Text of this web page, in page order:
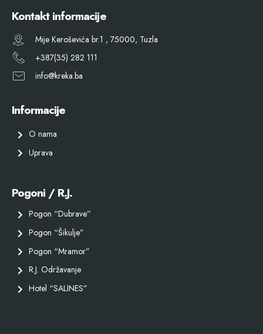
Kontakt informacije
Mije Keroševića br.1 , 75000, Tuzla
+387(35) 282 111
info@kreka.ba
Informacije
O nama
Uprava
Pogoni / R.J.
Pogon “Dubrave”
Pogon “Šikulje”
Pogon “Mramor”
R.J. Održavanje
Hotel “SALINES”